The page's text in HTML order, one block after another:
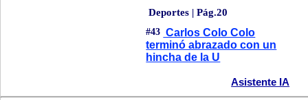
Deportes | Pág.20
#43 Carlos Colo Colo
terminó abrazado con un
hincha de la U
Asistente IA